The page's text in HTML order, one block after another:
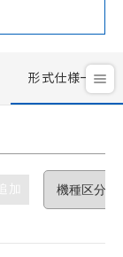
形式仕様一覧
加
うえ